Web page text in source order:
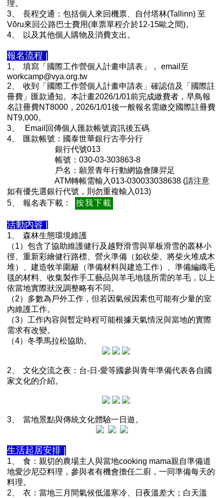
理。
3、
長程交通：包括個人來回機票、自付塔林(Tallinn) 至
Võru來回公路巴士費用(車票單程介於12-15歐之間)。
4、
以及其他個人購物及消費支出。
報名流程 |
1、
填寫「國際工作營個人計畫申請表」， email至
workcamp@vya.org.tw
2、
收到「國際工作營個人計畫申請表」確認信及「國際註
冊費」匯款通知。本計畫2026/1/01前完成繳費者，早鳥報
名註冊費NT8000，2026/1/01後一般報名需繳交國際註冊費
NT9,000。
3、
Email回傳個人匯款帳號資訊後五碼
4、
匯款帳號：國泰世華銀行古亭分行
銀行代號013
帳號：030-03-303863-8
戶名：願景青年行動網協會陳羿足
ATM轉帳需輸入013-030033038638 (請注意
如有優先選銀行代號，則勿重複輸入013)
5、
報名表下載： 按我下載
活動內容 |
1、
森林生態環境維護
（1）包含了協助維護健行及越野滑雪與單板滑雪的叢林小
徑、重新彩繪健行路標、營火準備（如砍柴、將柴火堆成木
堆）、建造牧羊圍籬（準備材料與建造工作）、準備編織毛
毯的材料、收集製作手工藝品與羊毛地毯所需的羊毛，以上
依當地實際狀況調整略有不同。
（2）多數為戶外工作，但若因氣候因素也可能有少量的室
內維護工作。
（3）工作內容與暫定時程可能根據天氣情況與當地的實際
需求有改變。
（4）冬季馬拉松協助。
2、
文化交流之夜：台-日-愛等國參與青年準備代表各自國
家文化的介紹。
3、 當地景點與傳統文化體驗一日遊。
生活起居安排 |
1、
食：親切的農場主人與當地cooking mama親自準備道
地愛沙尼亞料理，參與者有機會擔任二廚，一同準備每天的
料理。
2、
衣：當地三月間氣候低溫寒冷、日夜溫差大；白天溫